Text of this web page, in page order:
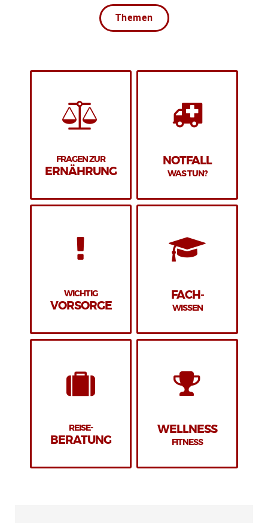
Themen
FRAGEN ZUR
ERNÄHRUNG
NOTFALL
WAS TUN?
WICHTIG
VORSORGE
FACH-
WISSEN
REISE-
BERATUNG
WELLNESS
FITNESS